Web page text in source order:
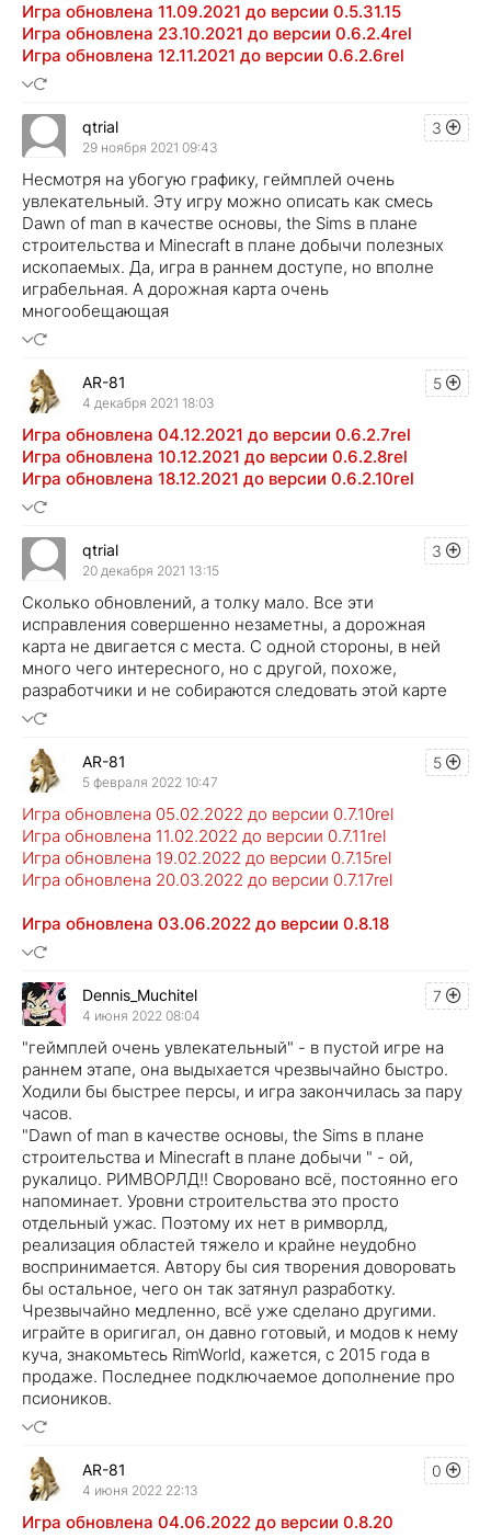
Игра обновлена 11.09.2021 до версии 0.5.31.15
Игра обновлена 23.10.2021 до версии 0.6.2.4rel
Игра обновлена 12.11.2021 до версии 0.6.2.6rel
3
qtrial
29 ноября 2021 09:43
Несмотря на убогую графику, геймплей очень
увлекательный. Эту игру можно описать как смесь
Dawn of man в качестве основы, the Sims в плане
строительства и Minecraft в плане добычи полезных
ископаемых. Да, игра в раннем доступе, но вполне
играбельная. А дорожная карта очень
многообещающая
5
AR-81
4 декабря 2021 18:03
Игра обновлена 04.12.2021 до версии 0.6.2.7rel
Игра обновлена 10.12.2021 до версии 0.6.2.8rel
Игра обновлена 18.12.2021 до версии 0.6.2.10rel
3
qtrial
20 декабря 2021 13:15
Сколько обновлений, а толку мало. Все эти
исправления совершенно незаметны, а дорожная
карта не двигается с места. С одной стороны, в ней
много чего интересного, но с другой, похоже,
разработчики и не собираются следовать этой карте
5
AR-81
5 февраля 2022 10:47
Игра обновлена 05.02.2022 до версии 0.7.10rel
Игра обновлена 11.02.2022 до версии 0.7.11rel
Игра обновлена 19.02.2022 до версии 0.7.15rel
Игра обновлена 20.03.2022 до версии 0.7.17rel
Игра обновлена 03.06.2022 до версии 0.8.18
7
Dennis_Muchitel
4 июня 2022 08:04
"геймплей очень увлекательный" - в пустой игре на
раннем этапе, она выдыхается чрезвычайно быстро.
Ходили бы быстрее персы, и игра закончилась за пару
часов.
"Dawn of man в качестве основы, the Sims в плане
строительства и Minecraft в плане добычи " - ой,
рукалицо. РИМВОРЛД!! Своровано всё, постоянно его
напоминает. Уровни строительства это просто
отдельный ужас. Поэтому их нет в римворлд,
реализация областей тяжело и крайне неудобно
воспринимается. Автору бы сия творения доворовать
бы остальное, чего он так затянул разработку.
Чрезвычайно медленно, всё уже сделано другими.
играйте в оригигал, он давно готовый, и модов к нему
куча, знакомьтесь RimWorld, кажется, с 2015 года в
продаже. Последнее подключаемое дополнение про
псиоников.
0
AR-81
4 июня 2022 22:13
Игра обновлена 04.06.2022 до версии 0.8.20